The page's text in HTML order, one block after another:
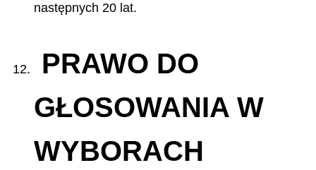
następnych 20 lat.
PRAWO DO
GŁOSOWANIA W
WYBORACH